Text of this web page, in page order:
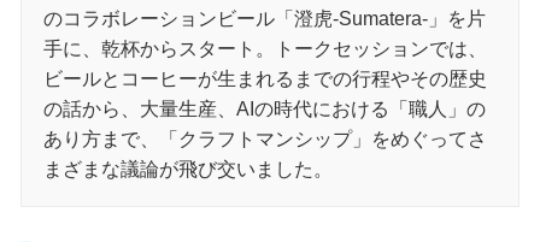
のコラボレーションビール「澄虎-Sumatera-」を片
手に、乾杯からスタート。トークセッションでは、
ビールとコーヒーが生まれるまでの行程やその歴史
の話から、大量生産、AIの時代における「職人」の
あり方まで、「クラフトマンシップ」をめぐってさ
まざまな議論が飛び交いました。